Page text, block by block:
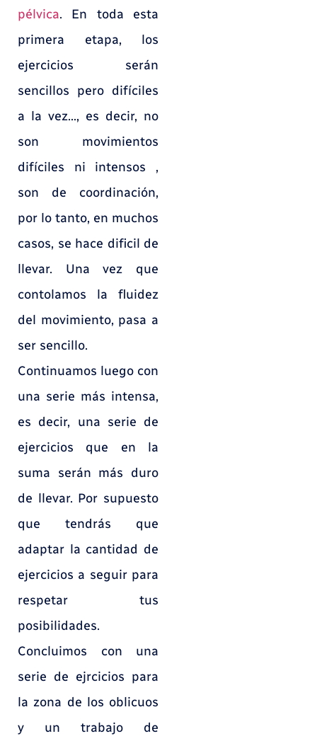
pélvica. En toda esta
primera etapa, los
ejercicios serán
sencillos pero difíciles
a la vez…, es decir, no
son movimientos
difíciles ni intensos ,
son de coordinación,
por lo tanto, en muchos
casos, se hace dificil de
llevar. Una vez que
contolamos la fluidez
del movimiento, pasa a
ser sencillo.
Continuamos luego con
una serie más intensa,
es decir, una serie de
ejercicios que en la
suma serán más duro
de llevar. Por supuesto
que tendrás que
adaptar la cantidad de
ejercicios a seguir para
respetar tus
posibilidades.
Concluimos con una
serie de ejrcicios para
la zona de los oblicuos
y un trabajo de